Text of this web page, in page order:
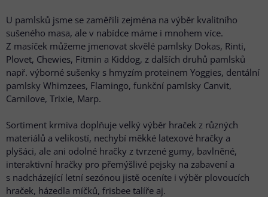
U pamlsků jsme se zaměřili zejména na výběr kvalitního
sušeného masa, ale v nabídce máme i mnohem více.
Z masíček můžeme jmenovat skvělé pamlsky Dokas, Rinti,
Plovet, Chewies, Fitmin a Kiddog, z dalších druhů pamlsků
např. výborné sušenky s hmyzím proteinem Yoggies, dentální
pamlsky Whimzees, Flamingo, funkční pamlsky Canvit,
Carnilove, Trixie, Marp.
Sortiment krmiva doplňuje velký výběr hraček z různých
materiálů a velikostí, nechybí měkké latexové hračky a
plyšáci, ale ani odolné hračky z tvrzené gumy, bavlněné,
interaktivní hračky pro přemýšlivé pejsky na zabavení a
s nadcházející letní sezónou jistě oceníte i výběr plovoucích
hraček, házedla míčků, frisbee talíře aj.